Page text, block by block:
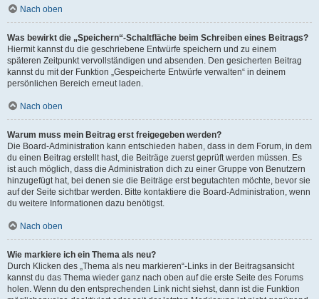
Nach oben
Was bewirkt die „Speichern“-Schaltfläche beim Schreiben eines Beitrags?
Hiermit kannst du die geschriebene Entwürfe speichern und zu einem
späteren Zeitpunkt vervollständigen und absenden. Den gesicherten Beitrag
kannst du mit der Funktion „Gespeicherte Entwürfe verwalten“ in deinem
persönlichen Bereich erneut laden.
Nach oben
Warum muss mein Beitrag erst freigegeben werden?
Die Board-Administration kann entschieden haben, dass in dem Forum, in dem
du einen Beitrag erstellt hast, die Beiträge zuerst geprüft werden müssen. Es
ist auch möglich, dass die Administration dich zu einer Gruppe von Benutzern
hinzugefügt hat, bei denen sie die Beiträge erst begutachten möchte, bevor sie
auf der Seite sichtbar werden. Bitte kontaktiere die Board-Administration, wenn
du weitere Informationen dazu benötigst.
Nach oben
Wie markiere ich ein Thema als neu?
Durch Klicken des „Thema als neu markieren“-Links in der Beitragsansicht
kannst du das Thema wieder ganz nach oben auf die erste Seite des Forums
holen. Wenn du den entsprechenden Link nicht siehst, dann ist die Funktion